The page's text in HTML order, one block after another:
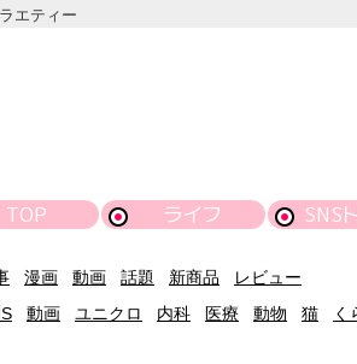
エティー
TOP ライフ SNS
漫画 動画 話題 新商品
レビュー
動画 ユニクロ 内科 医療 動物 猫 く